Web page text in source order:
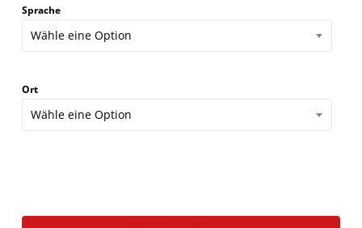
Sprache
Wähle eine Option
Ort
Wähle eine Option